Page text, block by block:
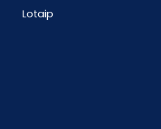
Lotaip